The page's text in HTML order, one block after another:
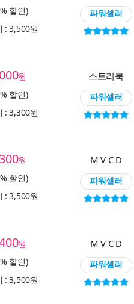
할인)
: 3,500원
파워셀러
원
할인)
: 3,300원
스토리북
파워셀러
원
할인)
: 3,500원
M V C D
파워셀러
원
할인)
: 3,500원
M V C D
파워셀러